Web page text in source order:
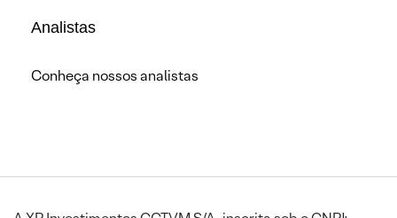
Analistas
Conheça nossos analistas